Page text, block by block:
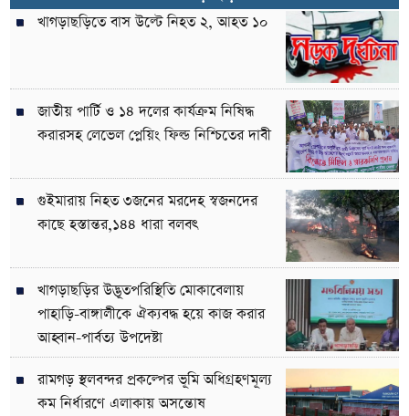
খাগড়াছড়িতে বাস উল্টে নিহত ২, আহত ১০
জাতীয় পার্টি ও ১৪ দলের কার্যক্রম নিষিদ্ধ
করারসহ লেভেল প্লেয়িং ফিল্ড নিশ্চিতের দাবী
গুইমারায় নিহত ৩জনের মরদেহ স্বজনদের
কাছে হস্তান্তর,১৪৪ ধারা বলবৎ
খাগড়াছড়ির উদ্ভূতপরিস্থিতি মোকাবেলায়
পাহাড়ি-বাঙ্গালীকে ঐক্যবদ্ধ হয়ে কাজ করার
আহ্বান-পার্বত্য উপদেষ্টা
রামগড় স্থলবন্দর প্রকল্পের ভূমি অধিগ্রহণমূল্য
কম নির্ধারণে এলাকায় অসন্তোষ